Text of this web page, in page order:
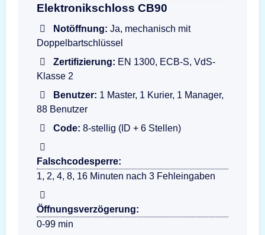
Elektronikschloss CB90
Notöffnung: Ja, mechanisch mit
Doppelbartschlüssel
Zertifizierung: EN 1300, ECB-S, VdS-
Klasse 2
Benutzer: 1 Master, 1 Kurier, 1 Manager,
88 Benutzer
Code: 8-stellig (ID + 6 Stellen)
Falschcodesperre:
1, 2, 4, 8, 16 Minuten nach 3 Fehleingaben
Öffnungsverzögerung:
0-99 min